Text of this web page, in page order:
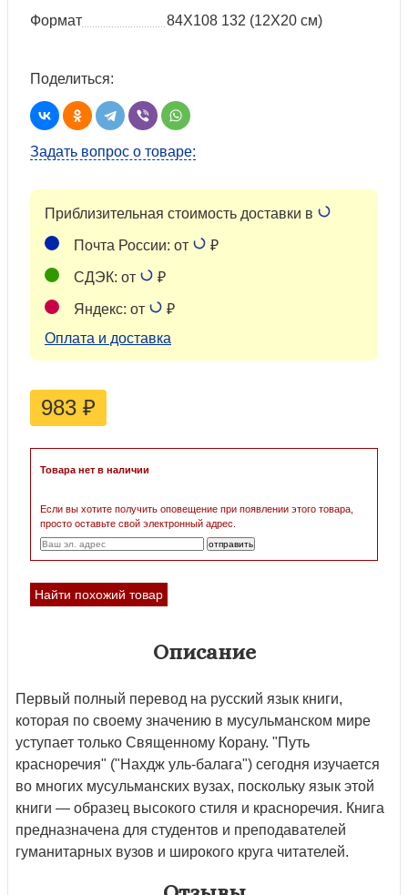
Формат
84Х108 132 (12Х20 см)
Поделиться:
Задать вопрос о товаре:
Приблизительная стоимость доставки в
Почта России: от ₽
СДЭК: от ₽
Яндекс: от
₽
Оплата и доставка
983 ₽
Товара нет в наличии
Если вы хотите получить оповещение при появлении этого товара,
просто оставьте свой электронный адрес.
Найти похожий товар
Описание
Первый полный перевод на русский язык книги,
которая по своему значению в мусульманском мире
уступает только Священному Корану. "Путь
красноречия" ("Нахдж уль-балага") сегодня изучается
во многих мусульманских вузах, поскольку язык этой
книги — образец высокого стиля и красноречия. Книга
предназначена для студентов и преподавателей
гуманитарных вузов и широкого круга читателей.